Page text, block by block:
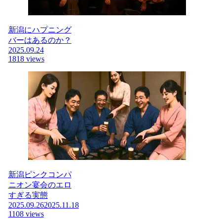
新潟にハプニング
バーはあるのか？
2025.09.24
1818 views
新潟ピンクコンパ
ニオン宴会のエロ
すぎる実態
2025.09.262025.11.18
1108 views